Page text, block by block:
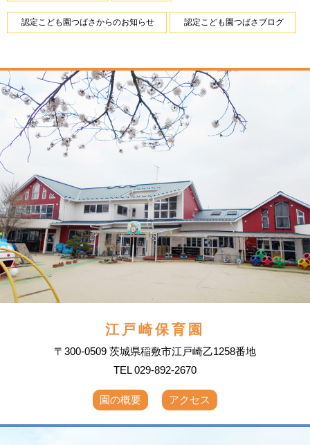
認定こども園つばさからのお知らせ 認定こども園つばさブログ
江戸崎保育園
〒300-0509 茨城県稲敷市江戸崎乙1258番地
TEL 029-892-2670
園の概要 アクセス